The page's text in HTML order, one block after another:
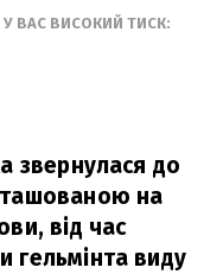
ВАС ВИСОКИЙ ТИСК:
звернулася до
на
від час
гельмінта виду